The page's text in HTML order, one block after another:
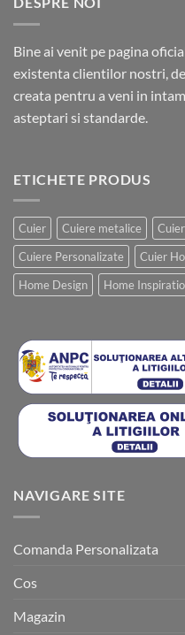
Bine ai venit pe pagina
existenta clientilor nostri,
creata pentru a veni in
asteptari si standarde.
ETICHETE PRODUS
Cuier Cuiere metalice
Cuiere Personalizate
Cuier
Home Design
Home
NAVIGARE SITE
Comanda Personalizata
Cos
Magazin